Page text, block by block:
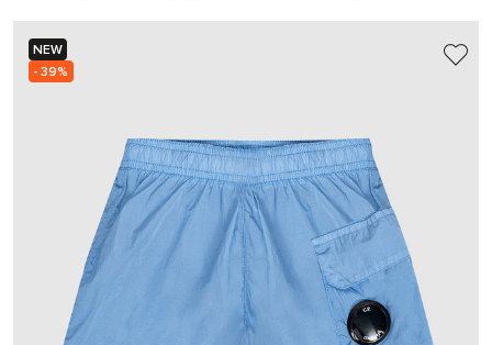
NEW
- 39%